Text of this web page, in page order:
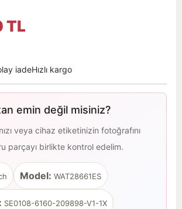
TL
iadeHızlı kargo
emin değil misiniz?
veya cihaz etiketinizin fotoğrafını
parçayı birlikte kontrol edelim.
Model: WAT28661ES
SE0108-6160-209898-V1-1X